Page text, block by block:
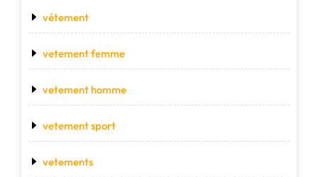
vétement
vetement femme
vetement homme
vetement sport
vetements